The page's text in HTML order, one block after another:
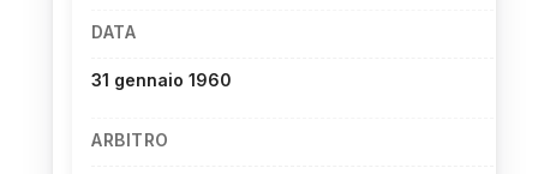
DATA
31 gennaio 1960
ARBITRO